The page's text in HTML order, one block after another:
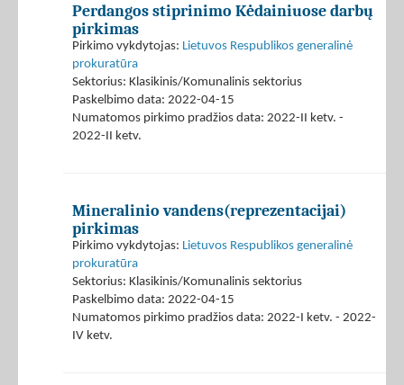
Perdangos stiprinimo Kėdainiuose darbų
pirkimas
Pirkimo vykdytojas: Lietuvos Respublikos generalinė
prokuratūra
Sektorius: Klasikinis/Komunalinis sektorius
Paskelbimo data: 2022-04-15
Numatomos pirkimo pradžios data: 2022-II ketv. -
2022-II ketv.
Mineralinio vandens(reprezentacijai)
pirkimas
Pirkimo vykdytojas: Lietuvos Respublikos generalinė
prokuratūra
Sektorius: Klasikinis/Komunalinis sektorius
Paskelbimo data: 2022-04-15
Numatomos pirkimo pradžios data: 2022-I ketv. - 2022-
IV ketv.